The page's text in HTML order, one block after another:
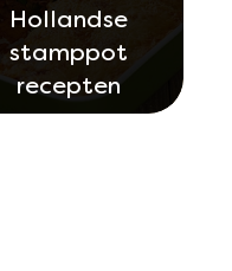
Hollandse
stamppot
recepten